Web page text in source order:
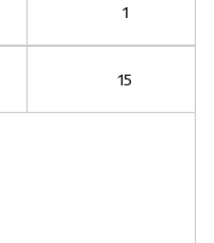
1
15